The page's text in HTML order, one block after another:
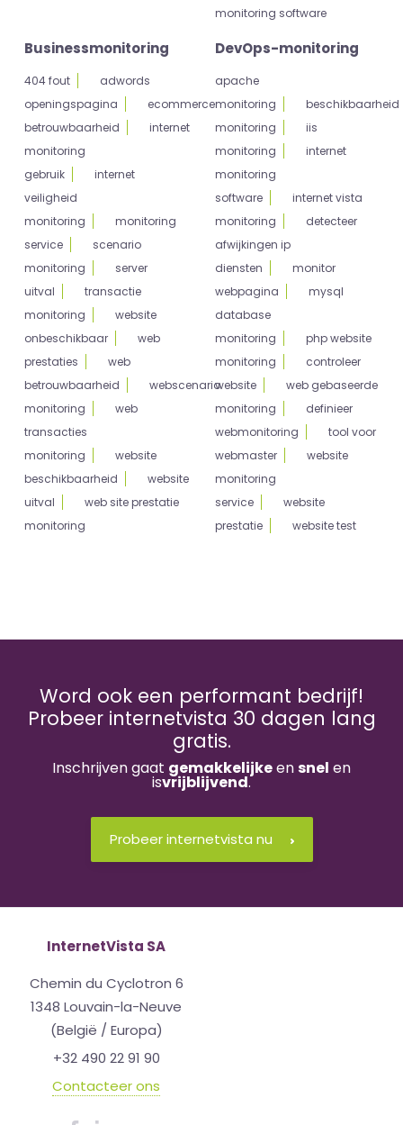
monitoring software
Businessmonitoring
404 fout
adwords
openingspagina
ecommerce
betrouwbaarheid
internet
monitoring
gebruik
internet
veiligheid
monitoring
monitoring
service
scenario
monitoring
server
uitval
transactie
monitoring
website
onbeschikbaar
web
prestaties
web
betrouwbaarheid
webscenario
monitoring
web
transacties
monitoring
website
beschikbaarheid
website
uitval
web site prestatie
monitoring
DevOps-monitoring
apache
monitoring
beschikbaarheid
monitoring
iis
monitoring
internet
monitoring
software
internet vista
monitoring
detecteer
afwijkingen ip
diensten
monitor
webpagina
mysql
database
monitoring
php website
monitoring
controleer
website
web gebaseerde
monitoring
definieer
webmonitoring
tool voor
webmaster
website
monitoring
service
website
prestatie
website test
Word ook een performant bedrijf!
Probeer internetvista 30 dagen lang
gratis.
Inschrijven gaat gemakkelijkeensnel en
isvrijblijvend.
Probeer internetvista nu
InternetVista SA
Chemin du Cyclotron 6
1348 Louvain-la-Neuve
(België / Europa)
+32 490 22 91 90
Contacteer ons